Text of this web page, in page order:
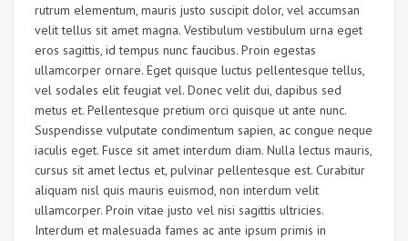
rutrum elementum, mauris justo suscipit dolor, vel accumsan
velit tellus sit amet magna. Vestibulum vestibulum urna eget
eros sagittis, id tempus nunc faucibus. Proin egestas
ullamcorper ornare. Eget quisque luctus pellentesque tellus,
vel sodales elit feugiat vel. Donec velit dui, dapibus sed
metus et. Pellentesque pretium orci quisque ut ante nunc.
Suspendisse vulputate condimentum sapien, ac congue neque
iaculis eget. Fusce sit amet interdum diam. Nulla lectus mauris,
cursus sit amet lectus et, pulvinar pellentesque est. Curabitur
aliquam nisl quis mauris euismod, non interdum velit
ullamcorper. Proin vitae justo vel nisi sagittis ultricies.
Interdum et malesuada fames ac ante ipsum primis in